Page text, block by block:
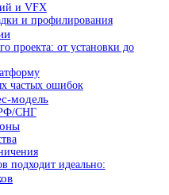
и VFX
и профилирования
проекта: от установки до
частых ошибок
модель
РФ/СНГ
подходит идеально: